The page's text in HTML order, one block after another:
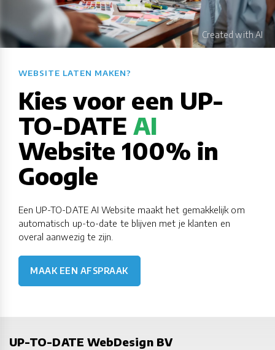
WEBSITE LATEN MAKEN?​​​​​​​​​​​​​​
Kies voor een UP-
TO-DATE AI
Website 100% in
Google
Een UP-TO-DATE AI Website maakt het gemakkelijk om
automatisch up-to-date te blijven met je klanten en
overal aanwezig te zijn.
MAAK EEN AFSPRAAK
UP-TO-DATE WebDesign BV